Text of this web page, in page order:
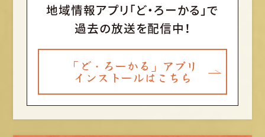
地域情報アプリ「ど・ろーかる」で
過去の放送を配信中！
「ど・ろーかる」アプリ
インストールはこちら